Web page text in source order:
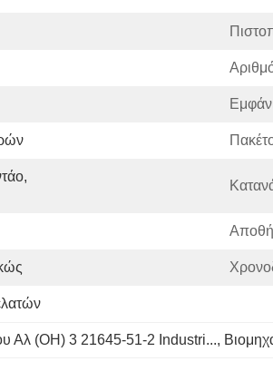
Αλ (OH) 3 21645-51-2 Industri...,